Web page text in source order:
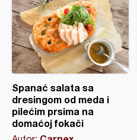
Spanać salata sa
dresingom od meda i
pilećim prsima na
domaćoj fokači